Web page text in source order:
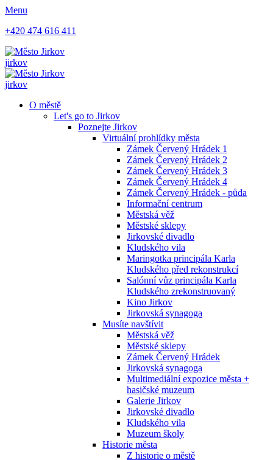
Menu
+420 474 616 411
jirkov
jirkov
O městě
Let's go to Jirkov
Poznejte Jirkov
Virtuální prohlídky města
Zámek Červený Hrádek 1
Zámek Červený Hrádek 2
Zámek Červený Hrádek 3
Zámek Červený Hrádek 4
Zámek Červený Hrádek - půda
Informační centrum
Městská věž
Městské sklepy
Jirkovské divadlo
Kludského vila
Maringotka principála Karla
Kludského před rekonstrukcí
Salónní vůz principála Karla
Kludského zrekonstruovaný
Kino Jirkov
Jirkovská synagoga
Musíte navštívit
Městská věž
Městské sklepy
Zámek Červený Hrádek
Jirkovská synagoga
Multimediální expozice města +
hasičské muzeum
Galerie Jirkov
Jirkovské divadlo
Kludského vila
Muzeum školy
Historie města
Z historie o městě